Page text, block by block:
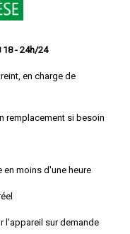
18 - 24h/24
en charge de
remplacement si besoin
en moins d'une heure
l'appareil sur demande